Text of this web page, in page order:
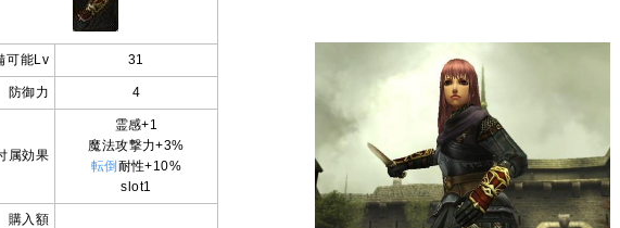
可能Lv 31
防御力 4
属効果
霊感+1
魔法攻撃力+3%
転倒 耐性+10%
slot1
購入額